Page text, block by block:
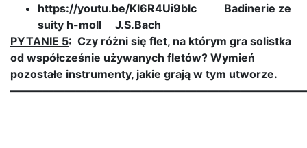
https://youtu.be/Kl6R4Ui9blc Badinerie ze
suity h-moll J.S.Bach
PYTANIE 5: Czy różni się flet, na którym gra solistka
od współcześnie używanych fletów? Wymień
pozostałe instrumenty, jakie grają w tym utworze.